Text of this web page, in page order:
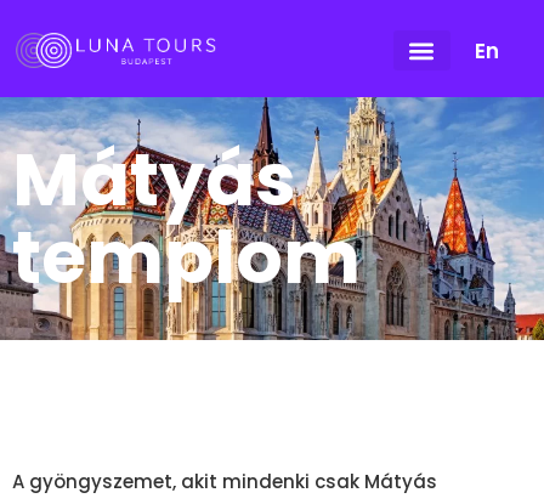
En
Mátyás
templom
A gyöngyszemet, akit mindenki csak Mátyás